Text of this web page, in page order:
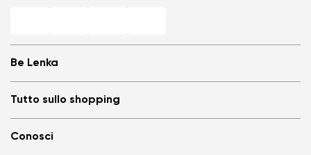
Be Lenka
Store Locator
Chi siamo
Be Lenka nei media
Tutto sullo shopping
Login
Conosci